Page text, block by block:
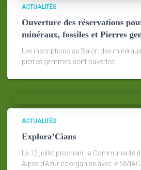
ACTUALITÉS
Ouverture des réservations
minéraux, fossiles et Pierres
Les inscriptions au Salon des
pierres gemmes sont ouvertes !
ACTUALITÉS
Explora’Cians
Le 12 juillet prochain, la Communauté
Alpes d’Azur coorganise avec le